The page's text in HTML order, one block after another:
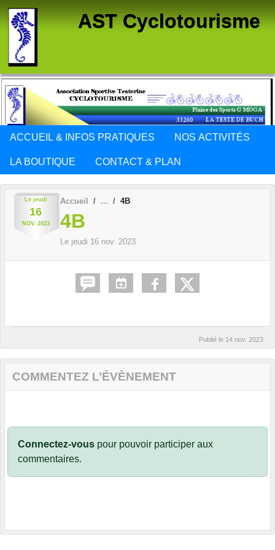
AST Cyclotourisme
ACCUEIL & INFOS PRATIQUES NOS ACTIVITÉS
LA BOUTIQUE CONTACT & PLAN
Le jeudi
16
NOV. 2023
Accueil 4B
4B
Le jeudi 16 nov. 2023
Publié le 14 nov. 2023
COMMENTEZ L’ÉVÈNEMENT
Connectez-vous pour pouvoir participer aux
commentaires.
Panneau de gestion des cookies